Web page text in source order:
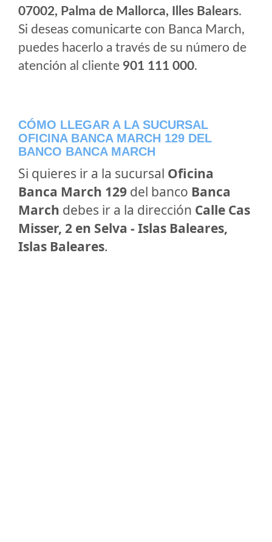
07002, Palma de Mallorca, Illes Balears.
Si deseas comunicarte con Banca March,
puedes hacerlo a través de su número de
atención al cliente 901 111 000.
CÓMO LLEGAR A LA SUCURSAL
OFICINA BANCA MARCH 129 DEL
BANCO BANCA MARCH
Si quieres ir a la sucursal Oficina
Banca March 129 del banco Banca
March debes ir a la dirección Calle Cas
Misser, 2 en Selva - Islas Baleares,
Islas Baleares.